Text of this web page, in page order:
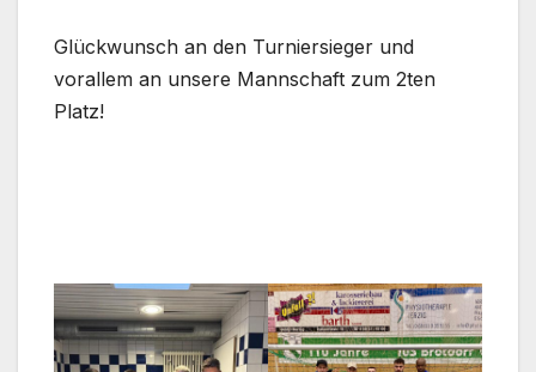
Glückwunsch an den Turniersieger und
vorallem an unsere Mannschaft zum 2ten
Platz!